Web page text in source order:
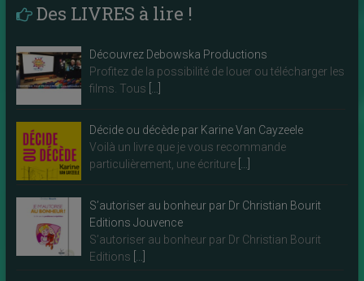
Des LIVRES à lire !
Découvrez Debowska Productions
Profitez de la possibilité de louer ou télécharger les
films. Tous
Décide ou décède par Karine Van Cayzeele
Voilà un livre que je vous recommande
particulièrement, une écriture
S’autoriser au bonheur par Dr Christian Bourit
Editions Jouvence
S’autoriser au bonheur par Dr Christian Bourit
Editions